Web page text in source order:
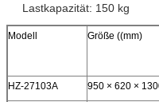
Lastkapazität: 150 kg
Modell Größe ((mm)
HZ-27103A 950 × 620 ×